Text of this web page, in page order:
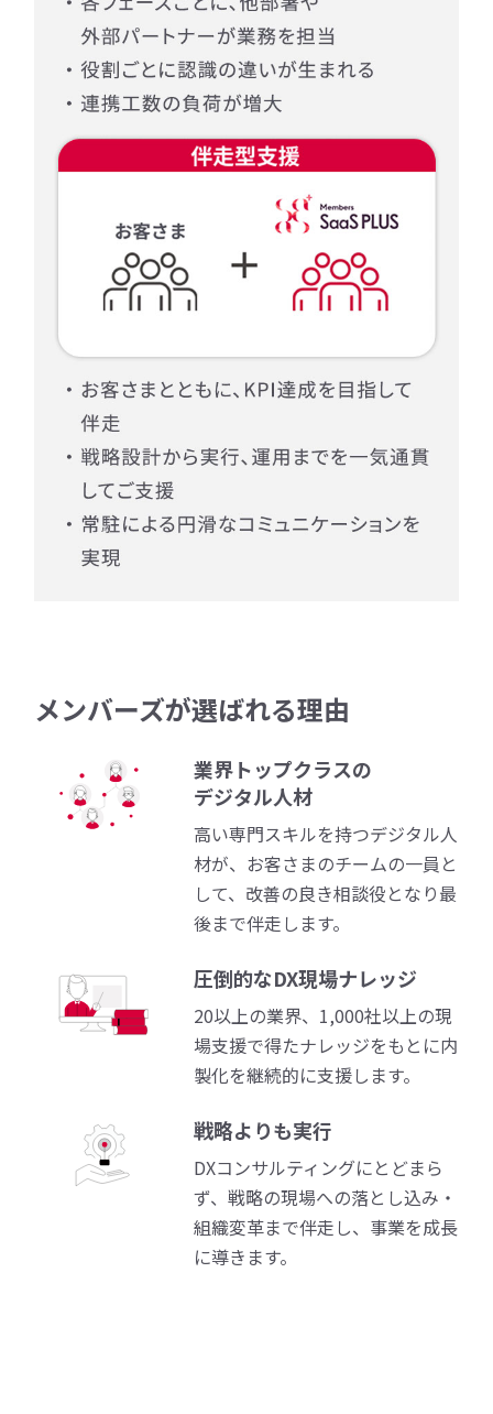
メンバーズが選ばれる理由
業界トップクラスの
デジタル人材
高い専門スキルを持つデジタル人
材が、お客さまのチームの一員と
して、改善の良き相談役となり最
後まで伴走します。
圧倒的なDX現場ナレッジ
20以上の業界、1,000社以上の現
場支援で得たナレッジをもとに内
製化を継続的に支援します。
戦略よりも実行
DXコンサルティングにとどまら
ず、戦略の現場への落とし込み・
組織変革まで伴走し、事業を成長
に導きます。